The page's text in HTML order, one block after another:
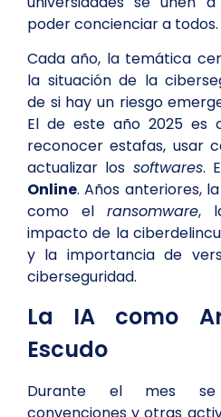
poder concienciar a todos.
Cada año, la temática
la situación de la
de si hay un riesgo
El de este año 2025 es
reconocer estafas, usar
actualizar los softwares.
Online. Años anteriores,
como el ransomware,
impacto de la
y la importancia de
ciberseguridad.
La IA como
Escudo
Durante el mes se